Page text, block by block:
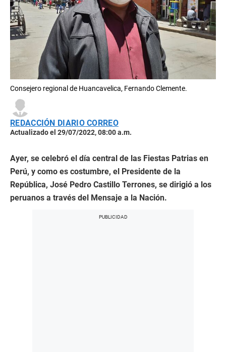
Consejero regional de Huancavelica, Fernando Clemente.
REDACCIÓN DIARIO CORREO
Actualizado el 29/07/2022, 08:00 a.m.
Ayer, se celebró el día central de las Fiestas Patrias en
Perú, y como es costumbre, el Presidente de la
República, José Pedro Castillo Terrones, se dirigió a los
peruanos a través del Mensaje a la Nación.